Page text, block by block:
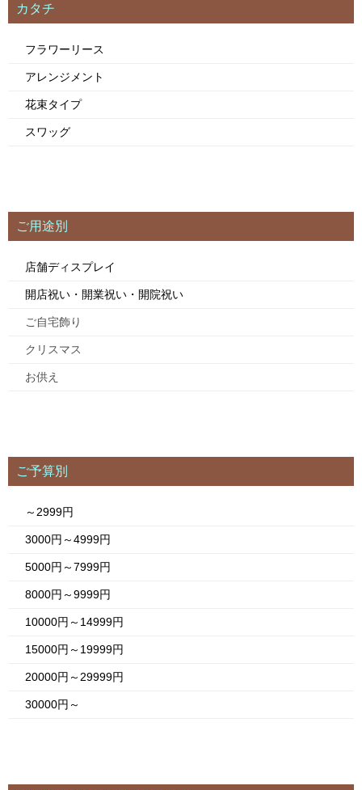
カタチ
フラワーリース
アレンジメント
花束タイプ
スワッグ
ご用途別
店舗ディスプレイ
開店祝い・開業祝い・開院祝い
ご自宅飾り
クリスマス
お供え
ご予算別
～2999円
3000円～4999円
5000円～7999円
8000円～9999円
10000円～14999円
15000円～19999円
20000円～29999円
30000円～